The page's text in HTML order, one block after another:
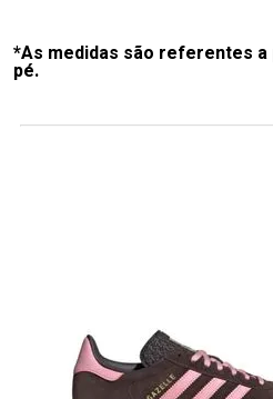
*As medidas são referentes a
pé.